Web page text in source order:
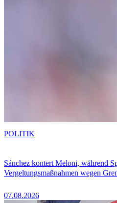
Sánchez kontert Meloni, während
Vergeltungsmaßnahmen wegen
07.08.2026
POLITIK